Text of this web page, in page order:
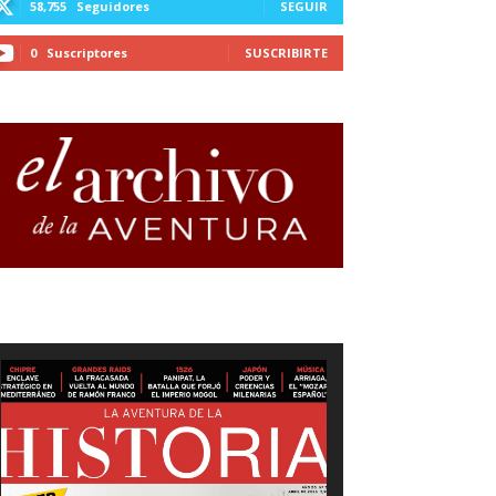
58,755 Seguidores SEGUIR
0 Suscriptores SUSCRIBIRTE